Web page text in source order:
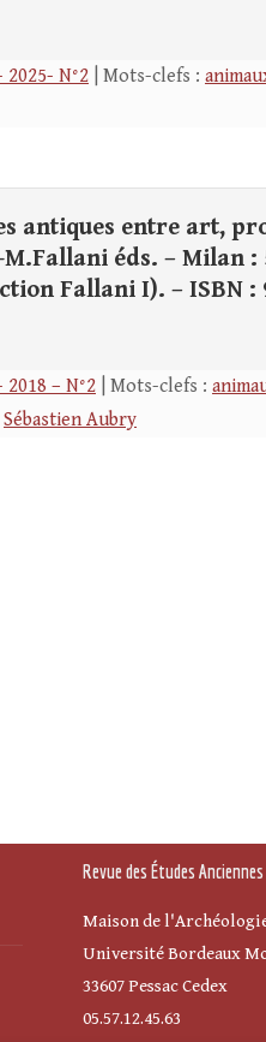
2025- N°2 | Mots-clefs :
antiques entre art,
éds. – Milan
Fallani I). – ISBN :
2018 – N°2 | Mots-clefs :
Sébastien Aubry
Revue des Études Anciennes
Maison de
Université Bordeaux
33607 Pessac Cedex
05.57.12.45.63